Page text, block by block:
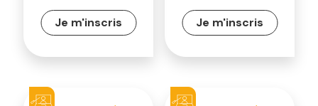
Je m'inscris Je m'inscris